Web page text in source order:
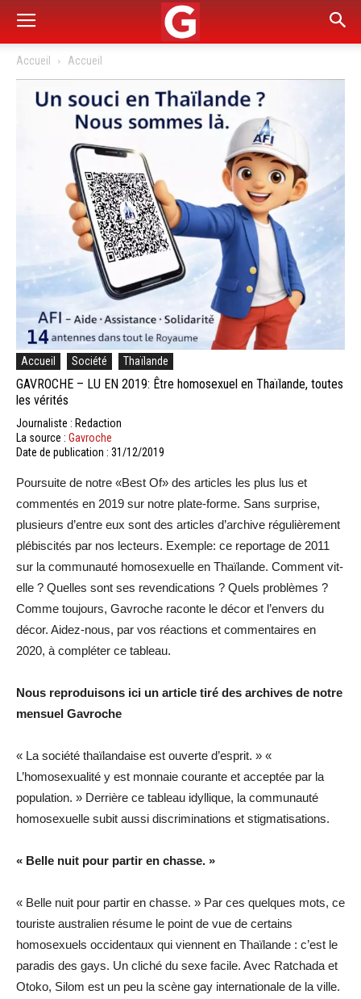
Accueil Accueil
Accueil Société Thaïlande
GAVROCHE – LU EN 2019: Être homosexuel en Thaïlande, toutes
les vérités
Journaliste : Redaction
La source : Gavroche
Date de publication : 31/12/2019
Poursuite de notre «Best Of» des articles les plus lus et
commentés en 2019 sur notre plate-forme. Sans surprise,
plusieurs d’entre eux sont des articles d’archive régulièrement
plébiscités par nos lecteurs. Exemple: ce reportage de 2011
sur la communauté homosexuelle en Thaïlande. Comment vit-
elle ? Quelles sont ses revendications ? Quels problèmes ?
Comme toujours, Gavroche raconte le décor et l’envers du
décor. Aidez-nous, par vos réactions et commentaires en
2020, à compléter ce tableau.
Nous reproduisons ici un article tiré des archives de notre
mensuel Gavroche
« La société thaïlandaise est ouverte d’esprit. » «
L’homosexualité y est monnaie courante et acceptée par la
population. » Derrière ce tableau idyllique, la communauté
homosexuelle subit aussi discriminations et stigmatisations.
« Belle nuit pour partir en chasse. »
« Belle nuit pour partir en chasse. » Par ces quelques mots, ce
touriste australien résume le point de vue de certains
homosexuels occidentaux qui viennent en Thaïlande : c’est le
paradis des gays. Un cliché du sexe facile. Avec Ratchada et
Otoko, Silom est un peu la scène gay internationale de la ville.